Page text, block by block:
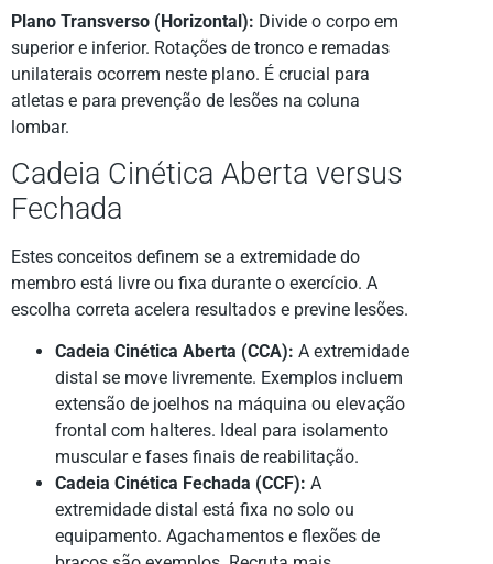
Plano Transverso (Horizontal): Divide o corpo em
superior e inferior. Rotações de tronco e remadas
unilaterais ocorrem neste plano. É crucial para
atletas e para prevenção de lesões na coluna
lombar.
Cadeia Cinética Aberta versus
Fechada
Estes conceitos definem se a extremidade do
membro está livre ou fixa durante o exercício. A
escolha correta acelera resultados e previne lesões.
Cadeia Cinética Aberta (CCA): A extremidade
distal se move livremente. Exemplos incluem
extensão de joelhos na máquina ou elevação
frontal com halteres. Ideal para isolamento
muscular e fases finais de reabilitação.
Cadeia Cinética Fechada (CCF): A
extremidade distal está fixa no solo ou
equipamento. Agachamentos e flexões de